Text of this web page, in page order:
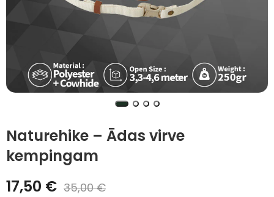
Naturehike – Ādas virve
kempingam
17,50 € 35,00€